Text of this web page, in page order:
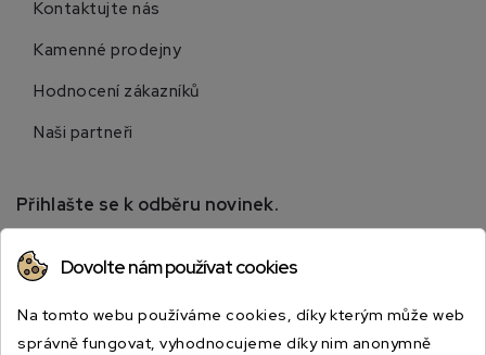
Kontaktujte nás
Kamenné prodejny
Hodnocení zákazníků
Naši partneři
Přihlašte se k odběru novinek.
speciálních slevách.
Dovolte nám používat cookies
Na tomto webu používáme cookies, díky kterým může web
správně fungovat, vyhodnocujeme díky nim anonymně